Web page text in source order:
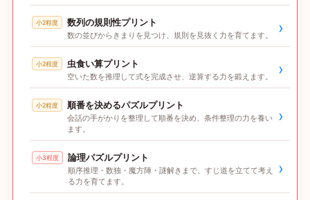
小2程度 数列の規則性プリント
数の並びからきまりを見つけ、規則を見抜く力を育てます。 ›
小2程度 虫食い算プリント
空いた数を推理して式を完成させ、逆算する力を鍛えます。 ›
小2程度 順番を決めるパズルプリント
会話の手がかりを整理して順番を決め、条件整理の力を養い
ます。
›
小3程度 論理パズルプリント
順序推理・数独・魔方陣・謎解きまで、すじ道を立てて考え
る力を育てます。
›